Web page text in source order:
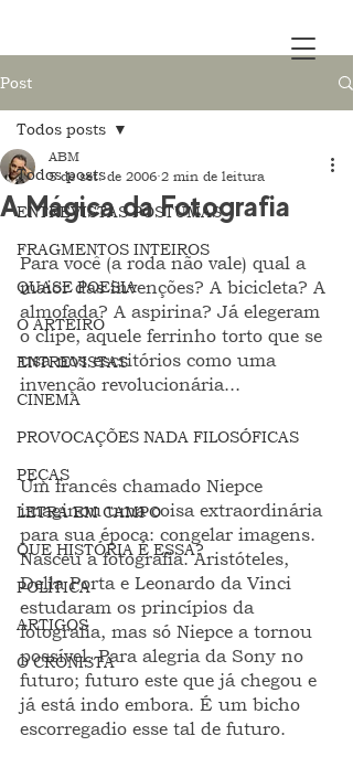
Post
Todos posts
ENTREVISTAS PÓSTUMAS
FRAGMENTOS INTEIROS
QUASE POESIA
O ARTEIRO
ENTREVISTAS
CINEMA
PROVOCAÇÕES NADA FILOSÓFICAS
PEÇAS
LETRA EM CAMPO
QUE HISTÓRIA É ESSA?
POLÍTICA
ARTIGOS
O CRONISTA
Todos posts
A Mágica da Fotografia
ABM
5 de set. de 2006 2 min de leitura
Para você (a roda não vale) qual a
maior das invenções? A bicicleta? A
almofada? A aspirina? Já elegeram
o clipe, aquele ferrinho torto que se
usa nos escritórios como uma
invenção revolucionária...
Um francês chamado Niepce
imaginou uma coisa extraordinária
para sua época: congelar imagens.
Nasceu a fotografia. Aristóteles,
Della Porta e Leonardo da Vinci
estudaram os princípios da
fotografia, mas só Niepce a tornou
possível. Para alegria da Sony no
futuro; futuro este que já chegou e
já está indo embora. É um bicho
escorregadio esse tal de futuro.